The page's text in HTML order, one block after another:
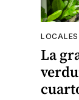
LOCALES
La